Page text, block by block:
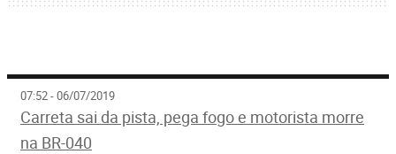
07:52 - 06/07/2019
Carreta sai da pista, pega fogo e motorista morre
na BR-040